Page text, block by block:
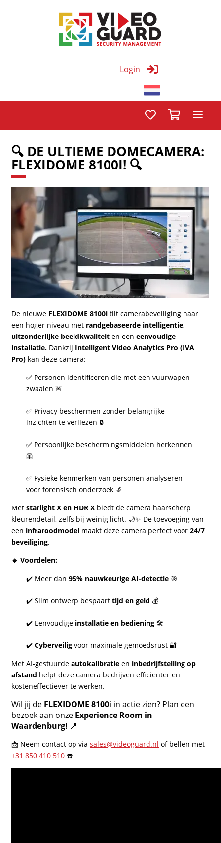
Login
🔍 DE ULTIEME DOMECAMERA:
FLEXIDOME 8100I! 🔍
De nieuwe FLEXIDOME 8100i tilt camerabeveiliging naar
een hoger niveau met randgebaseerde intelligentie,
uitzonderlijke beeldkwaliteit en eeneenvoudige
installatie. Dankzij Intelligent Video Analytics Pro (IVA
Pro) kan deze camera:
✅ Personen identificeren die met een vuurwapen
zwaaien 🚨
✅ Privacy beschermen zonder belangrijke
inzichten te verliezen 🔒
✅ Persoonlijke beschermingsmiddelen herkennen
🦺
✅ Fysieke kenmerken van personen analyseren
voor forensisch onderzoek 🔬
Metstarlight X en HDR X biedt de camera haarscherp
kleurendetail, zelfs bij weinig licht. 🌙✨ De toevoeging van
een infraroodmodel maakt deze camera perfect voor24/7
beveiliging.
🔹 Voordelen:
✔️ Meer dan95% nauwkeurige AI-detectie 🎯
✔️ Slim ontwerp bespaarttijd en geld 💰
✔️ Eenvoudige installatie en bediening 🛠️
✔️Cyberveilig voor maximale gemoedsrust 🔐
Met AI-gestuurdeautokalibratie en inbedrijfstelling op
afstand helpt deze camera bedrijven efficiënter en
kosteneffectiever te werken.
Wil jij de FLEXIDOME 8100i in actie zien? Plan een
bezoek aan onze Experience Room in
Waardenburg! 📍
📩 Neem contact op viasales@videoguard.nl of bellen met
+31 850 410 510 ☎️